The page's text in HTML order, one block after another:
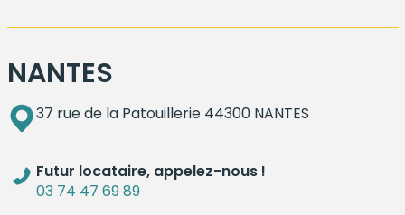
NANTES
37 rue de la Patouillerie 44300 NANTES
Futur locataire, appelez-nous !
03 74 47 69 89